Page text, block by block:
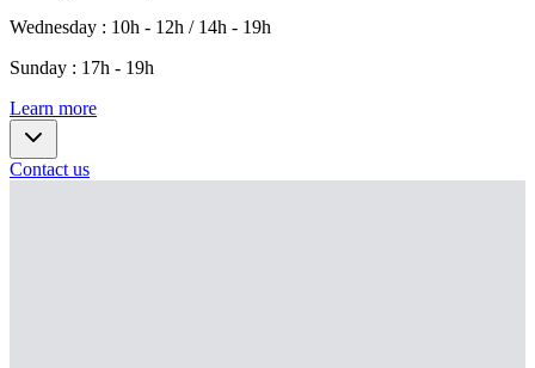
Wednesday : 10h - 12h / 14h - 19h
Sunday : 17h - 19h
Learn more
Contact us